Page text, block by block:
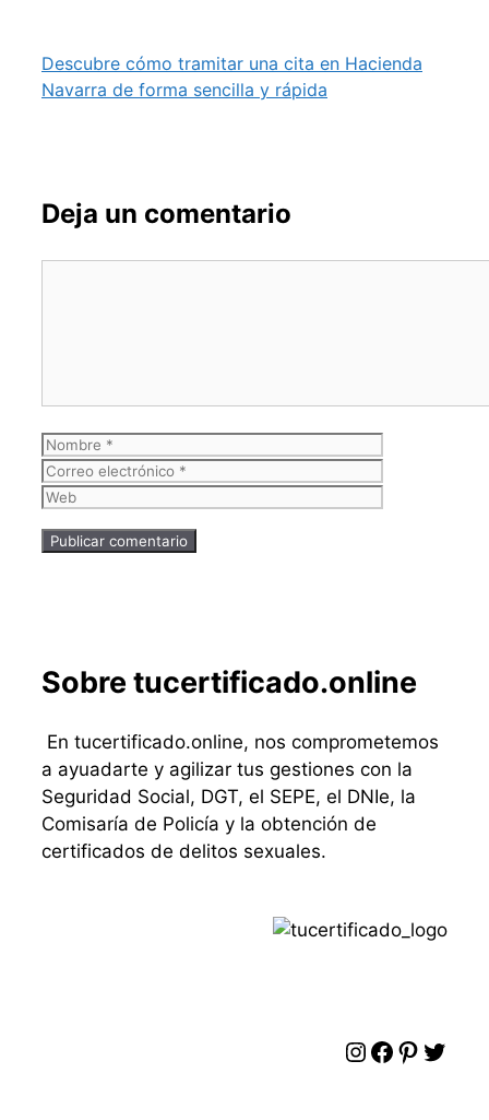
Descubre cómo tramitar una cita en Hacienda
Navarra de forma sencilla y rápida
Deja un comentario
Nombre
Sobre tucertificado.online
En tucertificado.online, nos comprometemos
a ayuadarte y agilizar tus gestiones con la
Seguridad Social, DGT, el SEPE, el DNIe, la
Comisaría de Policía y la obtención de
certificados de delitos sexuales.
Instagram
Facebook